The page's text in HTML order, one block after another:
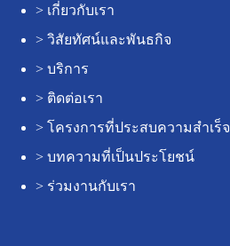
> เกี่ยวกับเรา
> วิสัยทัศน์และพันธกิจ
> บริการ
> ติดต่อเรา
> โครงการที่ประสบความสำเร็จ
> บทความที่เป็นประโยชน์
> ร่วมงานกับเรา